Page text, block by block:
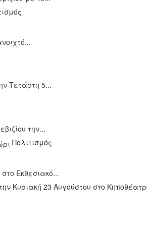
Τετάρτη 5...
την...
Πολιτισμός
Εκθεσιακό...